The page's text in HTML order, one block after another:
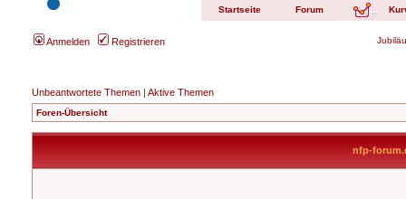
Startseite Forum
Anmelden Registrieren
Unbeantwortete Themen | Aktive Themen
Foren-Übersicht
nfp-